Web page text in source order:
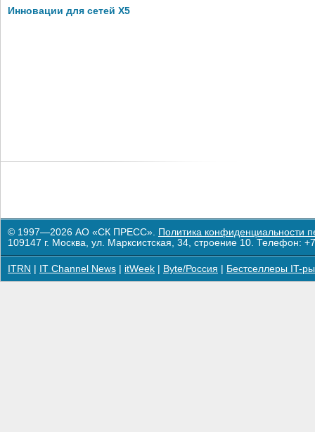
Инновации для сетей X5
© 1997—2026 АО «СК ПРЕСС». Политика конфиденциальности
109147 г. Москва, ул. Марксистская, 34, строение 10. Телефон:
ITRN IT Channel News itWeek Byte/Россия Бестселлеры IT-